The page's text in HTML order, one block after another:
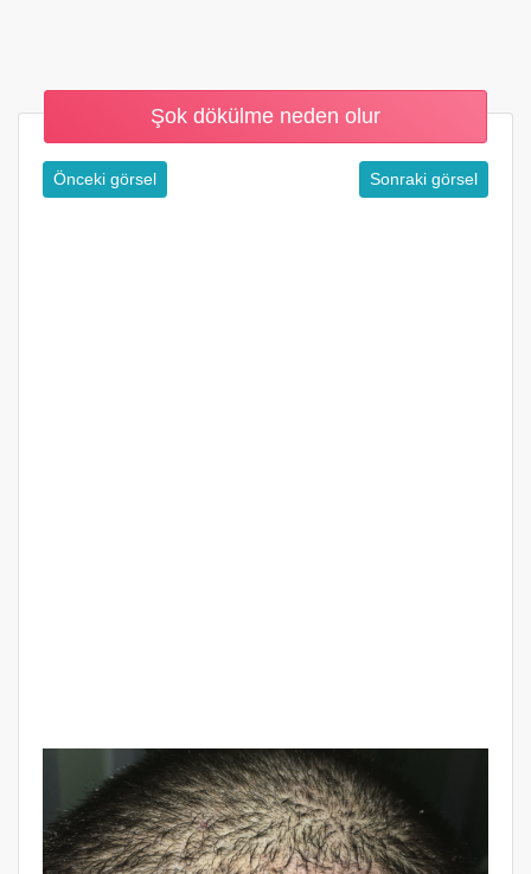
Şok dökülme neden olur
Önceki görsel Sonraki görsel